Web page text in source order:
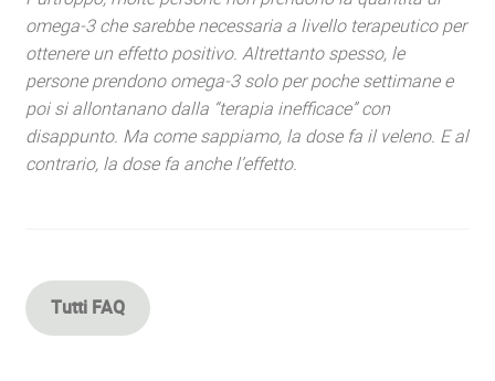
omega-3 che sarebbe necessaria a livello terapeutico per
ottenere un effetto positivo. Altrettanto spesso, le
persone prendono omega-3 solo per poche settimane e
poi si allontanano dalla “terapia inefficace” con
disappunto. Ma come sappiamo, la dose fa il veleno. E al
contrario, la dose fa anche l’effetto.
Tutti FAQ